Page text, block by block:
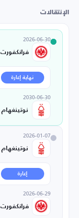
الإنتقالات
2026-06-30
فرانكفورت
نهاية إعارة
2030-06-30
نوتينغهام
2026-01-07
نوتينغهام
إعارة
2026-06-29
فرانكفورت